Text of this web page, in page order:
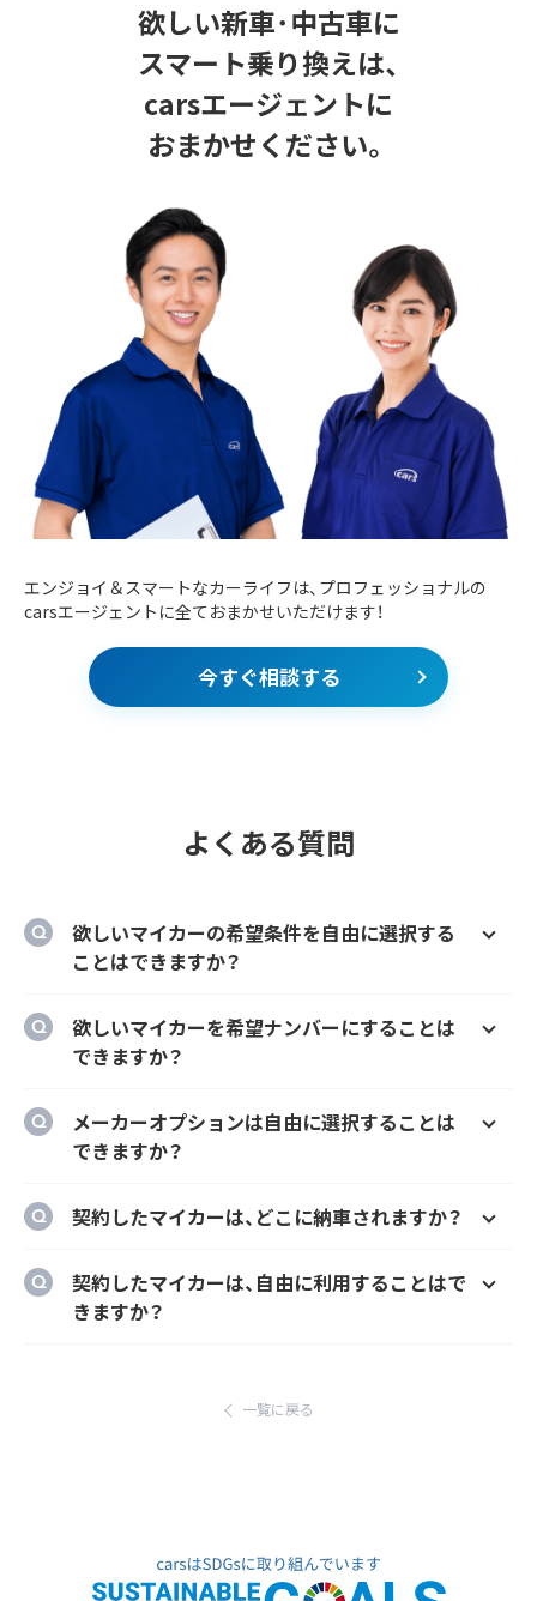
欲しい新車･中古車に
スマート乗り換えは、
carsエージェントに
おまかせください。
エンジョイ＆スマートなカーライフは、プロフェッショナルの
carsエージェントに全ておまかせいただけます！
今すぐ相談する
よくある質問
欲しいマイカーの希望条件を自由に選択する
ことはできますか？
ー、契約期間、ボーナス払い等を自由に選択す
ることができます。
欲しいマイカーを希望ナンバーにすることは
できますか？
とができます。
メーカーオプションは自由に選択することは
できますか？
様にカーナビ、ドラレコ、ETC、フロアマット等
ます。
契約したマイカーは、どこに納車されますか？
とができます。
ただし、輸入車リース（新車）の場合、納車場所
契約したマイカーは、自由に利用することはで
きますか？
一覧に戻る